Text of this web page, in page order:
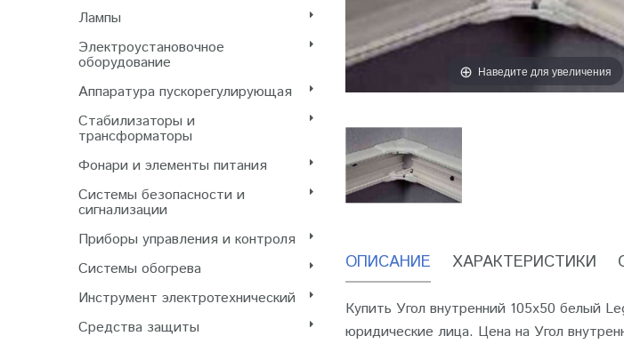
Лампы
Электроустановочное
оборудование
Аппаратура пускорегулирующая
Стабилизаторы и
трансформаторы
Фонари и элементы питания
Системы безопасности и
сигнализации
Приборы управления и контроля
Системы обогрева
Инструмент электротехнический
Cредства защиты
Наведите для увеличения
ОПИСАНИЕ ХАРАКТЕРИСТИКИ
Купить Угол внутренний 105х50 белый
юридические лица. Цена на Угол